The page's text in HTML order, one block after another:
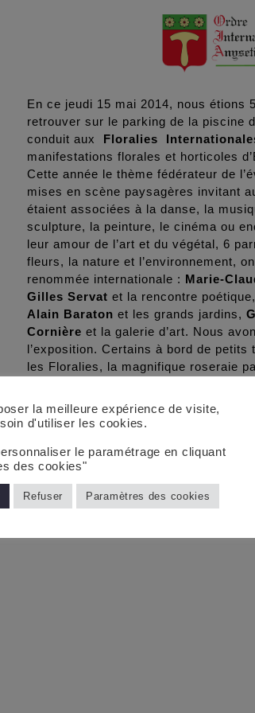
En ce jeudi 15 mai 2014, nous étions
retrouver sur le parking de la piscine
conduit aux Floralies
manifestations florales et horticoles
Cette année le thème fédérateur de
mises en scène paysagères invitant
étaient associées à la danse, la
sculpture, la peinture, le cinéma ou
leur amour de l’art et du végétal, 6
fleurs, la nature et l’environnement,
renommée internationale : Marie-
Gilles Servat et la rencontre poétique,
Alain Baraton et les grands jardins,
Cornière et la galerie d’art. Nous
l’exposition. Certains à bord de
les Floralies, la magnifique roseraie
Nous sommes repartis avec plein de
moment fort agréable avec des
14 juin à Ploërmel.
la meilleure expérience de visite,
d'utiliser les cookies.
le paramétrage en cliquant
des cookies"
Refuser Paramètres des cookies